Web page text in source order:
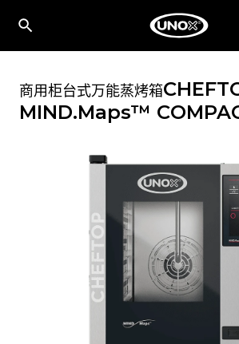
商用柜台式万能蒸烤箱
MIND.Maps™